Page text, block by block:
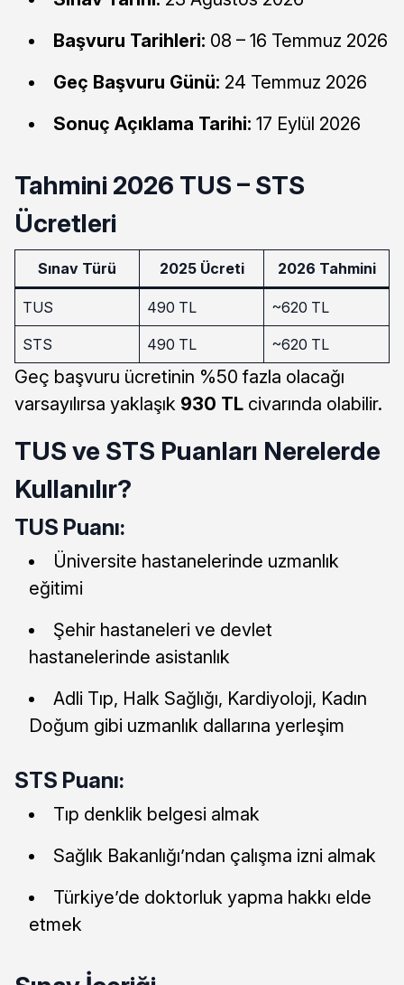
Başvuru Tarihleri: 08 – 16 Temmuz 2026
Geç Başvuru Günü: 24 Temmuz 2026
Sonuç Açıklama Tarihi: 17 Eylül 2026
Tahmini 2026 TUS – STS
Ücretleri
Sınav Türü 2025 Ücreti 2026 Tahmini
TUS 490 TL ~620 TL
STS 490 TL ~620 TL
Geç başvuru ücretinin %50 fazla olacağı
varsayılırsa yaklaşık 930 TL civarında olabilir.
TUS ve STS Puanları Nerelerde
Kullanılır?
TUS Puanı:
Üniversite hastanelerinde uzmanlık
eğitimi
Şehir hastaneleri ve devlet
hastanelerinde asistanlık
Adli Tıp, Halk Sağlığı, Kardiyoloji, Kadın
Doğum gibi uzmanlık dallarına yerleşim
STS Puanı:
Tıp denklik belgesi almak
Sağlık Bakanlığı’ndan çalışma izni almak
Türkiye’de doktorluk yapma hakkı elde
etmek